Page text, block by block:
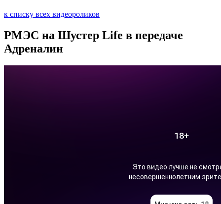
к списку всех видеороликов
РМЭС на Шустер Life в передаче
Адреналин